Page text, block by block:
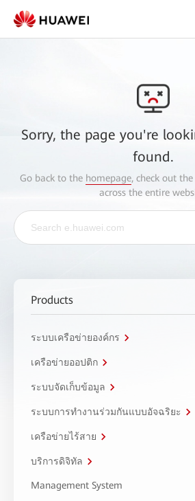
Sorry, the page you're
found.
Go back to the homepage, check out
across the entire
Products
ระบบเครือข่ายองค์กร
เครือข่ายออปติก
ระบบจัดเก็บข้อมูล
ระบบการทำงานร่วมกันแบบอัจฉริยะ
เครือข่ายไร้สาย
บริการดิจิทัล
Management System